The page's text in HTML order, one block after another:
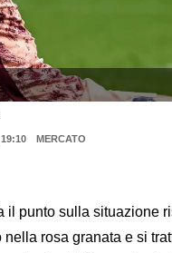
MERCATO
il punto sulla situazione
rosa granata e si